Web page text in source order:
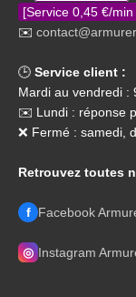
[Service 0,45 €/
✉️
🕒 Service client :
Mardi au vendredi :
✉️ Lundi : réponse
❌ Fermé : samedi,
Retrouvez toutes
f Facebook
◎ Instagram